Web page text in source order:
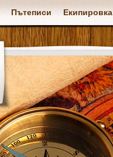
Пътеписи Екипировка